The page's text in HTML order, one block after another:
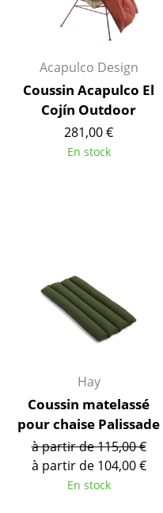
Bureaux & Secrétaires
Tables de
Tables hautes &
Tables enfants
... voir toutes les tables
Rangements
Étagères & Armoires
Bibliothèques
Étagères murales
Buffets & Commodes
Meubles TV
Caissons roulants
Acapulco Design
Coussin Acapulco El
Cojín Outdoor
281,00 €
En stock
Hay
Coussin matelassé
pour chaise Palissade
à partir de 115,00 €
à partir de 104,00 €
En stock